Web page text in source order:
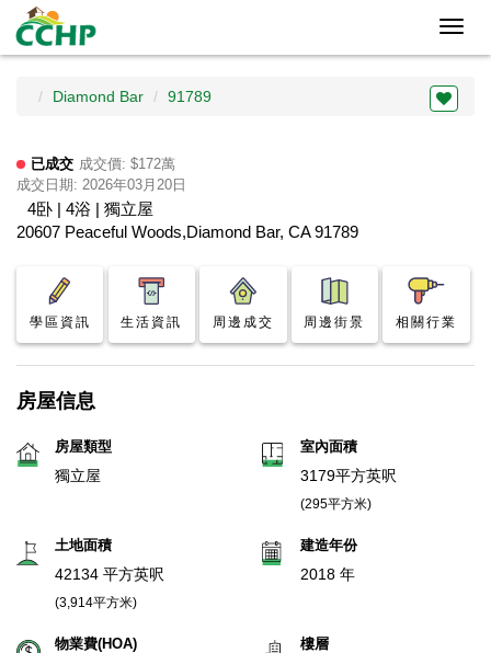
Diamond Bar 91789
已成交 成交價: $172萬
成交日期: 2026年03月20日
4卧 | 4浴 | 獨立屋
20607 Peaceful Woods,Diamond Bar, CA 91789
學區資訊 生活資訊 周邊成交 周邊街景 相關行業
房屋信息
房屋類型
獨立屋
室內面積
3179平方英呎
(295平方米)
土地面積
42134 平方英呎
(3,914平方米)
建造年份
2018 年
物業費(HOA) 樓層